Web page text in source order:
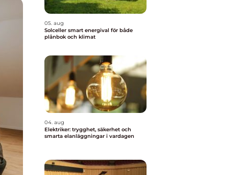
05. aug
Solceller smart energival för både
plånbok och klimat
04. aug
Elektriker: trygghet, säkerhet och
smarta elanläggningar i vardagen